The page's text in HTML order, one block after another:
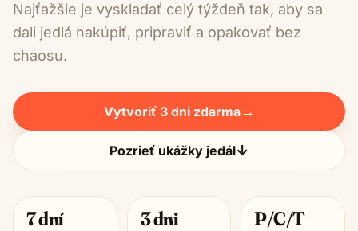
Najťažšie je vyskladať celý týždeň tak, aby sa
dali jedlá nakúpiť, pripraviť a opakovať bez
chaosu.
Vytvoriť 3 dni zdarma→
Pozrieť ukážky jedál↓
7 dní 3 dni P/C/T